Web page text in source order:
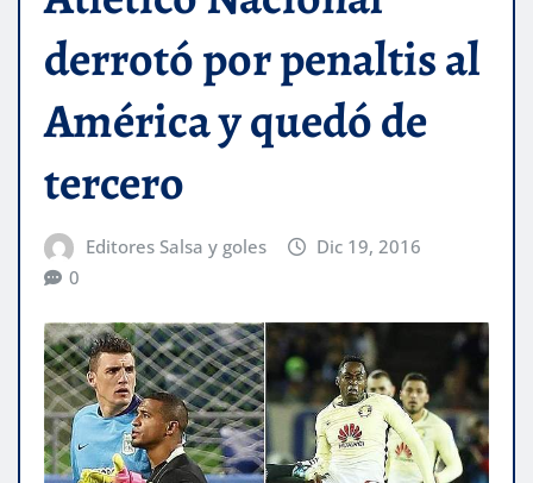
derrotó por penaltis al
América y quedó de
tercero
Editores Salsa y goles
Dic 19, 2016
0